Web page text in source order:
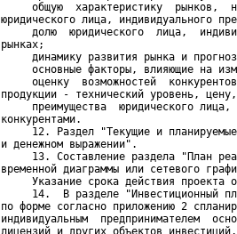
общую  характеристику  рынков,
юридического лица, индивидуального
долю  юридического  лица,
рынках;
динамику развития рынка и
основные факторы, влияющие на
оценку  возможностей
продукции - технический уровень,
преимущества  юридического
конкурентами.
12. Раздел "Текущие и
и денежном выражении".
13. Составление раздела "План
временной диаграммы или сетевого
Указание срока действия проекта
14.  В разделе "Инвестиционный
по форме согласно приложению 2
индивидуальным  предпринимателем
лицензий и других объектов